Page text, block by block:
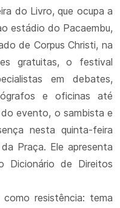
do Livro, que ocupa a
estádio do Pacaembu,
de Corpus Christi, na
gratuitas, o festival
em debates,
e oficinas até
evento, o sambista e
nesta quinta-feira
Praça. Ele apresenta
Dicionário de Direitos
como resistência: tema